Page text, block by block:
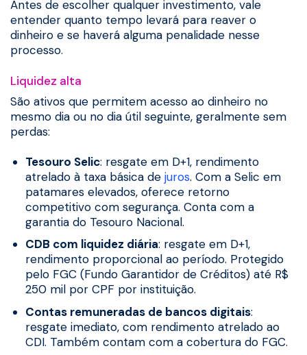
Antes de escolher qualquer investimento, vale
entender quanto tempo levará para reaver o
dinheiro e se haverá alguma penalidade nesse
processo.
Liquidez alta
São ativos que permitem acesso ao dinheiro no
mesmo dia ou no dia útil seguinte, geralmente sem
perdas:
Tesouro Selic: resgate em D+1, rendimento
atrelado à taxa básica dejuros. Com a Selic em
patamares elevados, oferece retorno
competitivo com segurança. Conta com a
garantia do Tesouro Nacional.
CDB com liquidez diária: resgate em D+1,
rendimento proporcional ao período. Protegido
pelo FGC (Fundo Garantidor de Créditos) até R$
250 mil por CPF por instituição.
Contas remuneradas de bancos digitais:
resgate imediato, com rendimento atrelado ao
CDI. Também contam com a cobertura do FGC.